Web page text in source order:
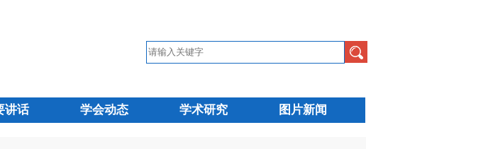
讲话 学会动态 学术研究 图片新闻